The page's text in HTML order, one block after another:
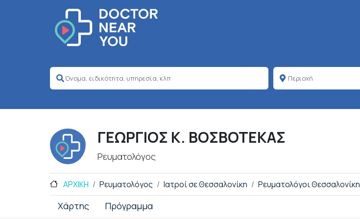
ΓΕΩΡΓΙΟΣ Κ. ΒΟΣΒΟΤΕΚΑΣ
Ρευματολόγος
ΑΡΧΙΚΗ Ρευματολόγος Ιατροί σε Θεσσαλονίκη Ρευματολόγοι Θεσσαλονίκη
Χάρτης Πρόγραμμα